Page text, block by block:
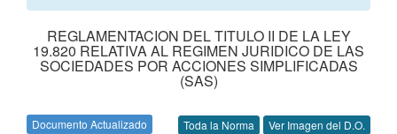
REGLAMENTACION DEL TITULO II DE LA LEY
19.820 RELATIVA AL REGIMEN JURIDICO DE LAS
SOCIEDADES POR ACCIONES SIMPLIFICADAS
(SAS)
Documento Actualizado Toda la Norma Ver Imagen del D.O.